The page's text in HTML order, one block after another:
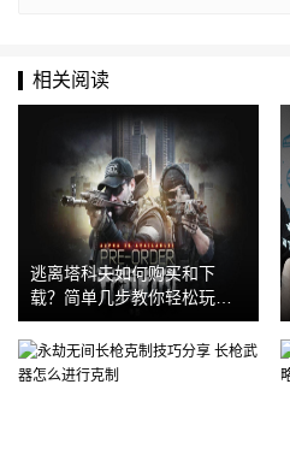
相关阅读
逃离塔科夫如何购买和下
载？简单几步教你轻松玩转
硬核FPS